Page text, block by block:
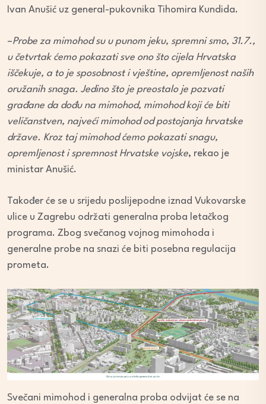
Ivan Anušić uz general-pukovnika Tihomira Kundida.
–Probe za mimohod su u punom jeku, spremni smo, 31.7.,
u četvrtak ćemo pokazati sve ono što cijela Hrvatska
iščekuje, a to je sposobnost i vještine, opremljenost naših
oružanih snaga. Jedino što je preostalo je pozvati
građane da dođu na mimohod, mimohod koji će biti
veličanstven, najveći mimohod od postojanja hrvatske
države. Kroz taj mimohod ćemo pokazati snagu,
opremljenost i spremnost Hrvatske vojske, rekao je
ministar Anušić.
Također će se u srijedu poslijepodne iznad Vukovarske
ulice u Zagrebu održati generalna proba letačkog
programa. Zbog svečanog vojnog mimohoda i
generalne probe na snazi će biti posebna regulacija
prometa.
Svečani mimohod i generalna proba odvijat će se na